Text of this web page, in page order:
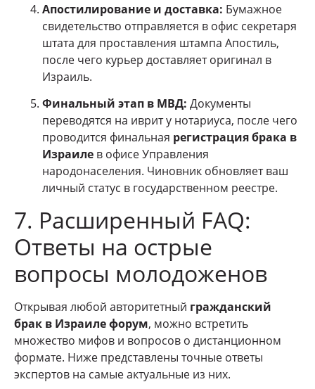
Апостилирование и доставка: Бумажное
свидетельство отправляется в офис секретаря
штата для проставления штампа Апостиль,
после чего курьер доставляет оригинал в
Израиль.
Финальный этап в МВД: Документы
переводятся на иврит у нотариуса, после чего
проводится финальная регистрация брака в
Израиле в офисе Управления
народонаселения. Чиновник обновляет ваш
личный статус в государственном реестре.
7. Расширенный FAQ:
Ответы на острые
вопросы молодоженов
Открывая любой авторитетный гражданский
брак в Израиле форум, можно встретить
множество мифов и вопросов о дистанционном
формате. Ниже представлены точные ответы
экспертов на самые актуальные из них.